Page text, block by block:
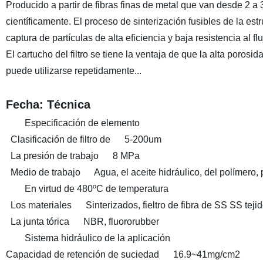
Producido a partir de fibras finas de metal que van desde 2
científicamente. El proceso de sinterización fusibles de la
captura de partículas de alta eficiencia y baja resistencia al
El cartucho del filtro se tiene la ventaja de que la alta
puede utilizarse repetidamente...
Fecha: Técnica
Especificación de elemento
Clasificación de filtro de 5-200um
La presión de trabajo 8 MPa
Medio de trabajo Agua, el aceite hidráulico, del polímero,
En virtud de 480ºC de temperatura
Los materiales Sinterizados, fieltro de fibra de SS SS
La junta tórica NBR, fluororubber
Sistema hidráulico de la aplicación
Capacidad de retención de suciedad 16.9~41mg/cm2